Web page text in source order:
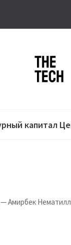
капитал
Амирбек